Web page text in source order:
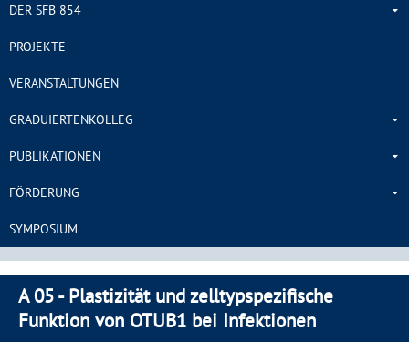
DER SFB 854
PROJEKTE
VERANSTALTUNGEN
GRADUIERTENKOLLEG
PUBLIKATIONEN
FÖRDERUNG
SYMPOSIUM
A 05 - Plastizität und zelltypspezifische
Funktion von OTUB1 bei Infektionen